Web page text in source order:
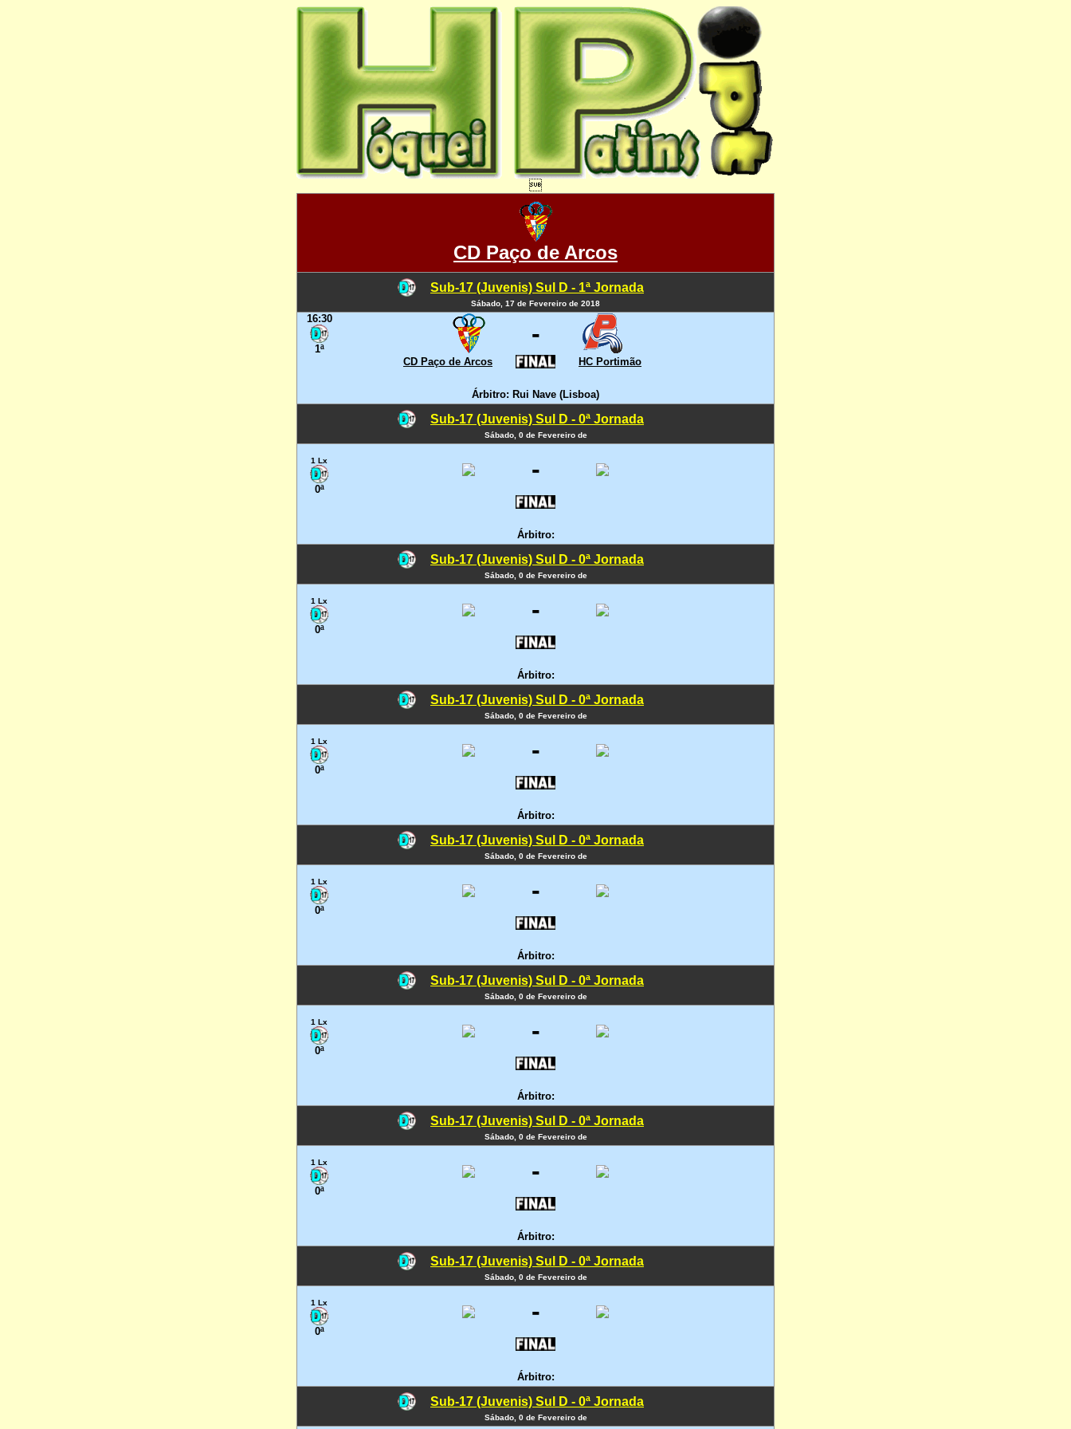

CD Paço de Arcos
Sub-17 (Juvenis) Sul D - 1ª Jornada
Sábado, 17 de Fevereiro de 2018
16:30
1ª
-
CD Paço de Arcos HC Portimão
Árbitro: Rui Nave (Lisboa)
Sub-17 (Juvenis) Sul D - 0ª Jornada
Sábado, 0 de Fevereiro de
1 Lx
0ª
-
Árbitro:
Sub-17 (Juvenis) Sul D - 0ª Jornada
Sábado, 0 de Fevereiro de
1 Lx
0ª
-
Árbitro:
Sub-17 (Juvenis) Sul D - 0ª Jornada
Sábado, 0 de Fevereiro de
1 Lx
0ª
-
Árbitro:
Sub-17 (Juvenis) Sul D - 0ª Jornada
Sábado, 0 de Fevereiro de
1 Lx
0ª
-
Árbitro:
Sub-17 (Juvenis) Sul D - 0ª Jornada
Sábado, 0 de Fevereiro de
1 Lx
0ª
-
Árbitro:
Sub-17 (Juvenis) Sul D - 0ª Jornada
Sábado, 0 de Fevereiro de
1 Lx
0ª
-
Árbitro:
Sub-17 (Juvenis) Sul D - 0ª Jornada
Sábado, 0 de Fevereiro de
1 Lx
0ª
-
Árbitro:
Sub-17 (Juvenis) Sul D - 0ª Jornada
Sábado, 0 de Fevereiro de